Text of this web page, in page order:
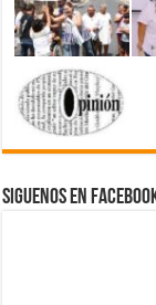
Siguenos en